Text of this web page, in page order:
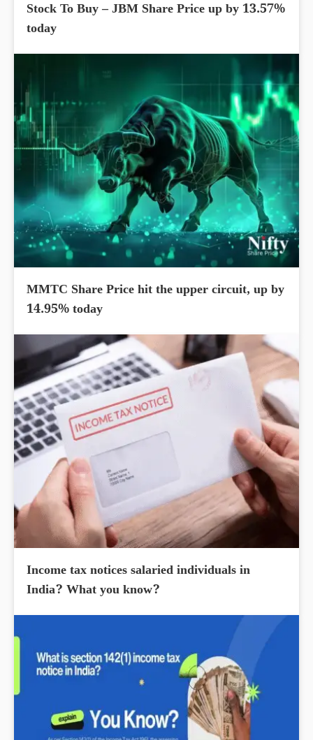
Stock To Buy – JBM Share Price up by 13.57%
today
MMTC Share Price hit the upper circuit, up by
14.95% today
Income tax notices salaried individuals in
India? What you know?